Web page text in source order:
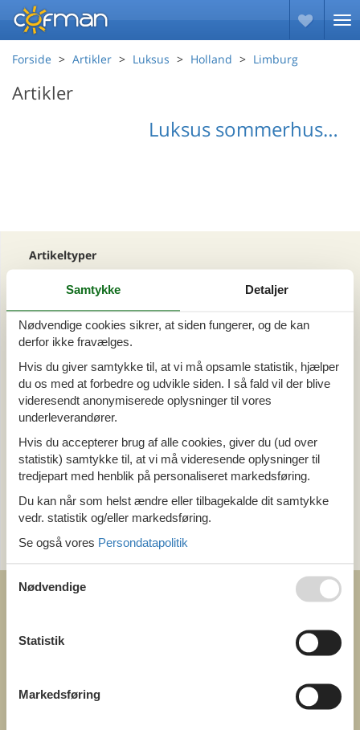
Forside Artikler Luksus Holland Limburg
Artikler
Luksus sommerhus Limburg
Artikeltyper
Din Cofman ferie
Område
Alle
Holland
Limburg
Tema
Alle
Luksus
Kategori
Alle
Samtykke Detaljer
Nødvendige cookies sikrer, at siden fungerer, og de kan
derfor ikke fravælges.
Hvis du giver samtykke til, at vi må opsamle statistik, hjælper
du os med at forbedre og udvikle siden. I så fald vil der blive
videresendt anonymiserede oplysninger til vores
underleverandører.
Hvis du accepterer brug af alle cookies, giver du (ud over
statistik) samtykke til, at vi må videresende oplysninger til
tredjepart med henblik på personaliseret markedsføring.
Du kan når som helst ændre eller tilbagekalde dit samtykke
vedr. statistik og/eller markedsføring.
Se også vores Persondatapolitik
Nødvendige
Statistik
Markedsføring